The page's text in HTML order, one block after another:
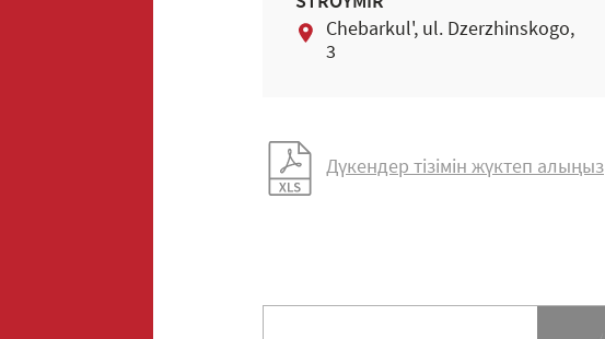
Chebarkul', ul. Dzerzhinskogo,
3
Дүкендер тізімін жүктеп алыңыз